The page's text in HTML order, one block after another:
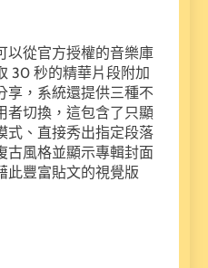
以從官方授權的音樂庫
30 秒的精華片段附加
享，系統還提供三種不
者切換，這包含了只顯
式、直接秀出指定段落
古風格並顯示專輯封面
此豐富貼文的視覺版